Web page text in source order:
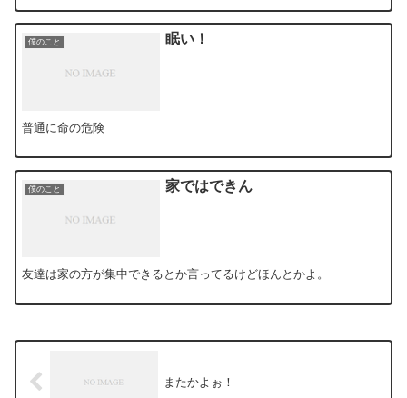
僕のこと 眠い！
普通に命の危険
僕のこと 家ではできん
友達は家の方が集中できるとか言ってるけどほんとかよ。
またかよぉ！